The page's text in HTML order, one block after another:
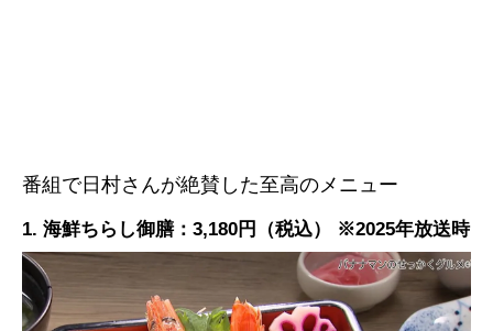
番組で日村さんが絶賛した至高のメニュー
1. 海鮮ちらし御膳：3,180円（税込） ※2025年放送時